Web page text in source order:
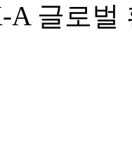
A 글로